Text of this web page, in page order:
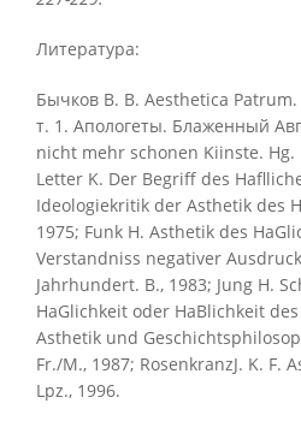
Литература:
Бычков В. В. Aesthetica Patrum.
т. 1. Апологеты. Блаженный
nicht mehr schonen Kiinste. Hg.
Letter K. Der Begriff des
Ideologiekritik der Asthetik des
1975; Funk H. Asthetik des
Verstandniss negativer
Jahrhundert. В., 1983; Jung H.
HaGlichkeit oder HaBlichkeit
Asthetik und
Fr./M., 1987; RosenkranzJ. K. F.
Lpz., 1996.